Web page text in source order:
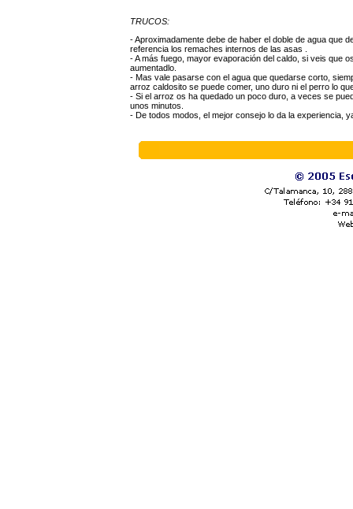
TRUCOS:
- Aproximadamente debe de haber el doble de agua que
referencia los remaches internos de las asas .
- A más fuego, mayor evaporación del caldo, si veis que
aumentadlo.
- Mas vale pasarse con el agua que quedarse corto,
arroz caldosito se puede comer, uno duro ni el perro lo
- Si el arroz os ha quedado un poco duro, a veces se
unos minutos.
- De todos modos, el mejor consejo lo da la experiencia,